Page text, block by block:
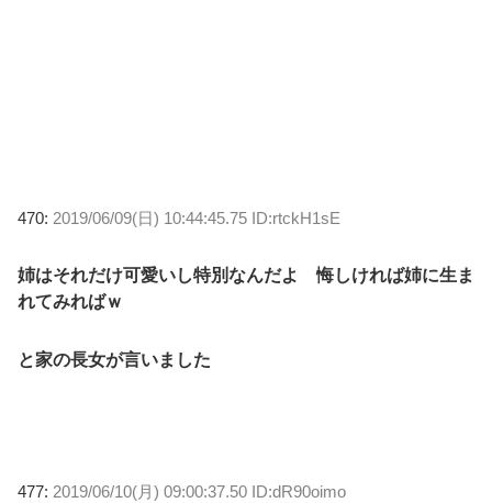
470: 2019/06/09(日) 10:44:45.75 ID:rtckH1sE
姉はそれだけ可愛いし特別なんだよ 悔しければ姉に生ま
れてみればｗ
と家の長女が言いました
477: 2019/06/10(月) 09:00:37.50 ID:dR90oimo